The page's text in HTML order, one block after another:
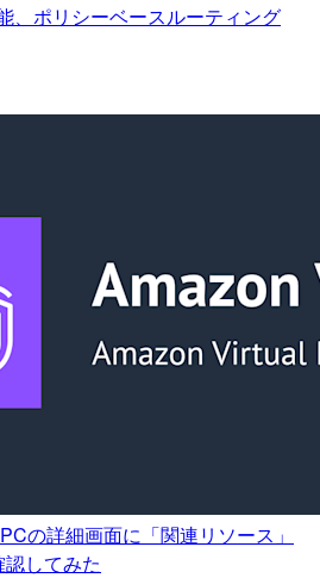
、ポリシーベースルーティング
の詳細画面に「関連リソース」
してみた